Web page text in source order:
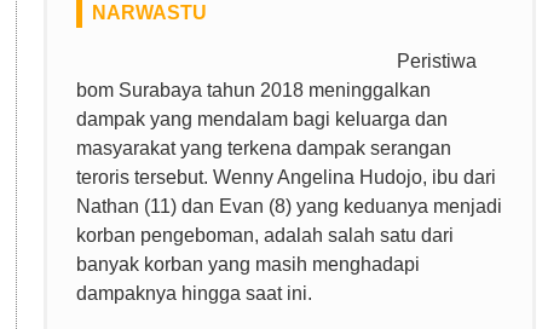
NARWASTU
Peristiwa
bom Surabaya tahun 2018 meninggalkan
dampak yang mendalam bagi keluarga dan
masyarakat yang terkena dampak serangan
teroris tersebut. Wenny Angelina Hudojo, ibu dari
Nathan (11) dan Evan (8) yang keduanya menjadi
korban pengeboman, adalah salah satu dari
banyak korban yang masih menghadapi
dampaknya hingga saat ini.